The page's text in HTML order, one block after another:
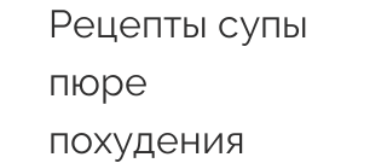
Рецепты супы
пюре
похудения